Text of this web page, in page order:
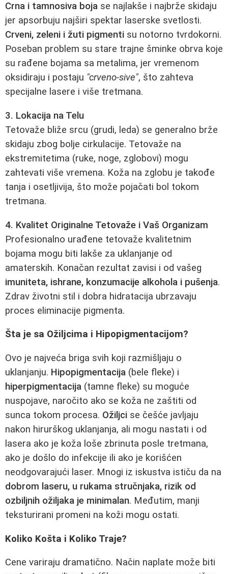
Crna i tamnosiva boja se najlakše i najbrže skidaju
jer apsorbuju najširi spektar laserske svetlosti.
Crveni, zeleni i žuti pigmenti su notorno tvrdokorni.
Poseban problem su stare trajne šminke obrva koje
su rađene bojama sa metalima, jer vremenom
oksidiraju i postaju "crveno-sive", što zahteva
specijalne lasere i više tretmana.
3. Lokacija na Telu
Tetovaže bliže srcu (grudi, leda) se generalno brže
skidaju zbog bolje cirkulacije. Tetovaže na
ekstremitetima (ruke, noge, zglobovi) mogu
zahtevati više vremena. Koža na zglobu je takođe
tanja i osetljivija, što može pojačati bol tokom
tretmana.
4. Kvalitet Originalne Tetovaže i Vaš Organizam
Profesionalno urađene tetovaže kvalitetnim
bojama mogu biti lakše za uklanjanje od
amaterskih. Konačan rezultat zavisi i od vašeg
imuniteta, ishrane, konzumacije alkohola i pušenja.
Zdrav životni stil i dobra hidratacija ubrzavaju
proces eliminacije pigmenta.
Šta je sa Ožiljcima i Hipopigmentacijom?
Ovo je najveća briga svih koji razmišljaju o
uklanjanju. Hipopigmentacija (bele fleke) i
hiperpigmentacija (tamne fleke) su moguće
nuspojave, naročito ako se koža ne zaštiti od
sunca tokom procesa. Ožiljci se češće javljaju
nakon hirurškog uklanjanja, ali mogu nastati i od
lasera ako je koža loše zbrinuta posle tretmana,
ako je došlo do infekcije ili ako je korišćen
neodgovarajući laser. Mnogi iz iskustva ističu da na
dobrom laseru, u rukama stručnjaka, rizik od
ozbiljnih ožiljaka je minimalan. Međutim, manji
teksturirani promeni na koži mogu ostati.
Koliko Košta i Koliko Traje?
Cene variraju dramatično. Način naplate može biti